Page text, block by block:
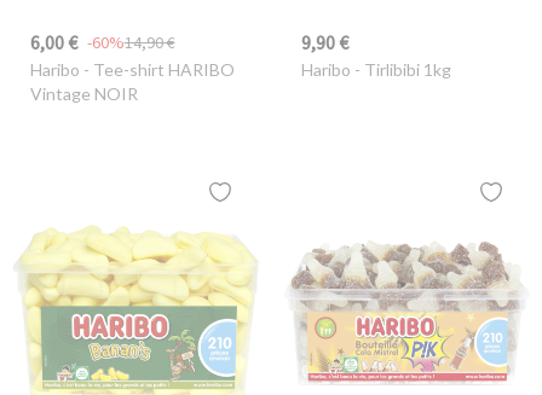
6,00 € 14,90 €
-60%
Haribo - Tee-shirt HARIBO
Vintage NOIR
9,90 €
Haribo - Tirlibibi 1kg